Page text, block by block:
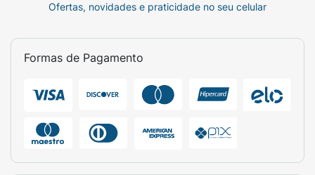
Ofertas, novidades e praticidade no seu celular
Formas de Pagamento